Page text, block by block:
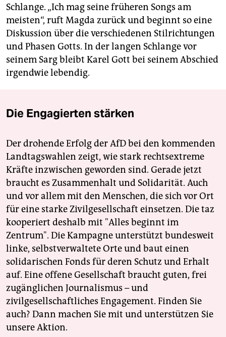
Schlange. „Ich mag seine früheren Songs am
meisten“, ruft Magda zurück und beginnt so eine
Diskussion über die verschiedenen Stilrichtungen
und Phasen Gotts. In der langen Schlange vor
seinem Sarg bleibt Karel Gott bei seinem Abschied
irgendwie lebendig.
Die Engagierten stärken
Der drohende Erfolg der AfD bei den kommenden
Landtagswahlen zeigt, wie stark rechtsextreme
Kräfte inzwischen geworden sind. Gerade jetzt
braucht es Zusammenhalt und Solidarität. Auch
und vor allem mit den Menschen, die sich vor Ort
für eine starke Zivilgesellschaft einsetzen. Die taz
kooperiert deshalb mit "Alles beginnt im
Zentrum". Die Kampagne unterstützt bundesweit
linke, selbstverwaltete Orte und baut einen
solidarischen Fonds für deren Schutz und Erhalt
auf. Eine offene Gesellschaft braucht guten, frei
zugänglichen Journalismus – und
zivilgesellschaftliches Engagement. Finden Sie
auch? Dann machen Sie mit und unterstützen Sie
unsere Aktion.